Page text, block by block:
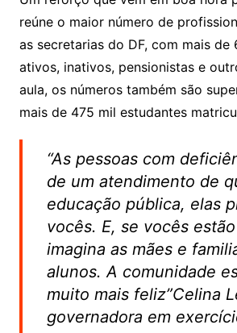
reúne o maior número de
as secretarias do DF, com mais de
ativos, inativos, pensionistas e
aula, os números também são
mais de 475 mil estudantes
“As pessoas com
de um atendimento de
educação pública, elas
vocês. E, se vocês
imagina as mães e
alunos. A comunidade
muito mais feliz”Celina
governadora em